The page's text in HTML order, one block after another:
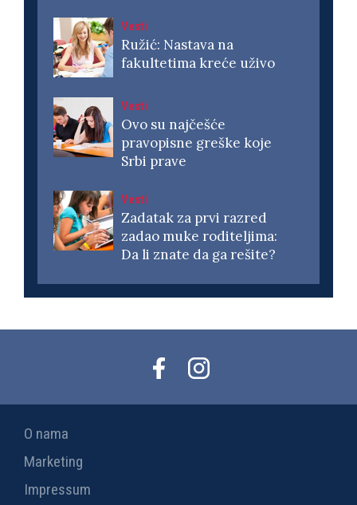
Vesti
Ružić: Nastava na
fakultetima kreće uživo
Vesti
Ovo su najčešće
pravopisne greške koje
Srbi prave
Vesti
Zadatak za prvi razred
zadao muke roditeljima:
Da li znate da ga rešite?
O nama
Marketing
Impressum